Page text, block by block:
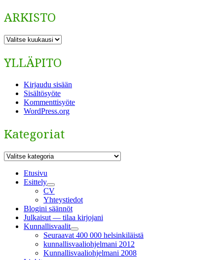
ARKISTO
ARKISTO
YLLÄPITO
Kirjaudu sisään
Sisältösyöte
Kommenttisyöte
WordPress.org
Kategoriat
Kategoriat
Etusivu
Esittely
näytä
alavalikko
CV
Yhteystiedot
Blogini säännöt
Julkaisut — tilaa kirjojani
Kunnallisvaalit
näytä
alavalikko
Seuraavat 400 000 helsinkiläistä
kunnallisvaaliohjelmani 2012
Kunnallisvaaliohjelmani 2008